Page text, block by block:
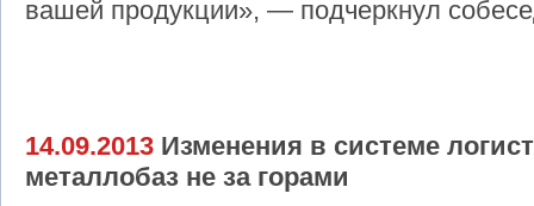
вашей продукции», — подчеркнул
14.09.2013 Изменения в системе
металлобаз не за горами